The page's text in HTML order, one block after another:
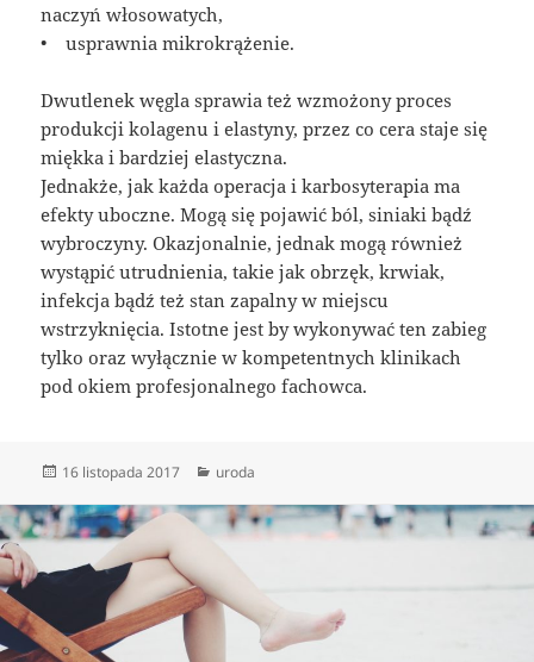
naczyń włosowatych,
• usprawnia mikrokrążenie.
Dwutlenek węgla sprawia też wzmożony proces
produkcji kolagenu i elastyny, przez co cera staje się
miękka i bardziej elastyczna.
Jednakże, jak każda operacja i karbosyterapia ma
efekty uboczne. Mogą się pojawić ból, siniaki bądź
wybroczyny. Okazjonalnie, jednak mogą również
wystąpić utrudnienia, takie jak obrzęk, krwiak,
infekcja bądź też stan zapalny w miejscu
wstrzyknięcia. Istotne jest by wykonywać ten zabieg
tylko oraz wyłącznie w kompetentnych klinikach
pod okiem profesjonalnego fachowca.
Data
16 listopada 2017 Kategorie
uroda